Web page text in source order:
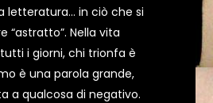
letteratura… in ciò che si
“astratto”. Nella vita
i giorni, chi trionfa è
è una parola grande,
a qualcosa di negativo.